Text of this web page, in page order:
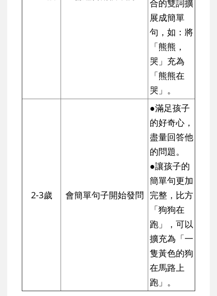
合的雙詞擴
展成簡單
句，如：將
「熊熊，
哭」充為
「熊熊在
哭」。
2-3歲 會簡單句子開始發問
●滿足孩子
的好奇心，
盡量回答他
的問題。
●讓孩子的
簡單句更加
完整，比方
「狗狗在
跑」，可以
擴充為「一
隻黃色的狗
在馬路上
跑」。